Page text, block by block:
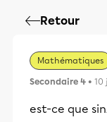
Retour
Mathématiques
Secondaire 4 • 10
est-ce que